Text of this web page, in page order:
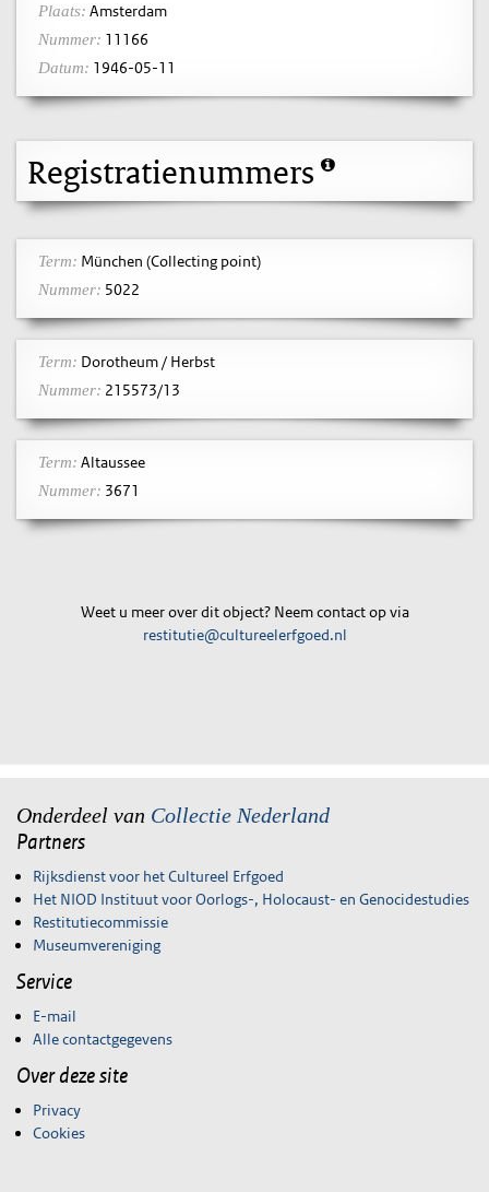
Plaats: Amsterdam
Nummer: 11166
Datum: 1946-05-11
Registratienummers
Term: München (Collecting point)
Nummer: 5022
Term: Dorotheum / Herbst
Nummer: 215573/13
Term: Altaussee
Nummer: 3671
Weet u meer over dit object? Neem contact op via
restitutie@cultureelerfgoed.nl
Onderdeel van Collectie Nederland
Partners
Rijksdienst voor het Cultureel Erfgoed
Het NIOD Instituut voor Oorlogs-, Holocaust- en Genocidestudies
Restitutiecommissie
Museumvereniging
Service
E-mail
Alle contactgegevens
Over deze site
Privacy
Cookies